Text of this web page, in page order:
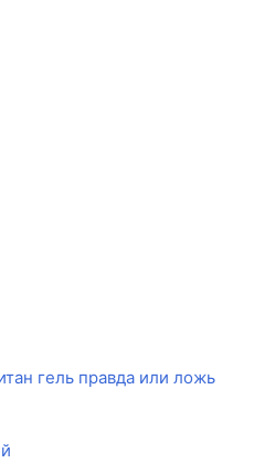
гель правда или ложь